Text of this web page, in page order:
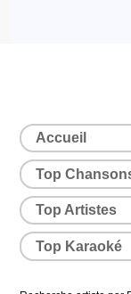
Accueil
Top
Top Artistes
Top Karaoké